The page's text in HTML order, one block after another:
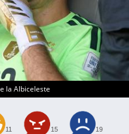
la Albiceleste
11 15 19